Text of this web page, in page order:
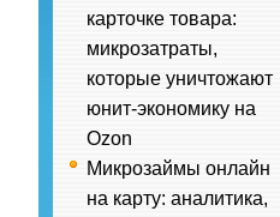
карточке товара:
микрозатраты,
которые уничтожают
юнит-экономику на
Ozon
Микрозаймы онлайн
на карту: аналитика,